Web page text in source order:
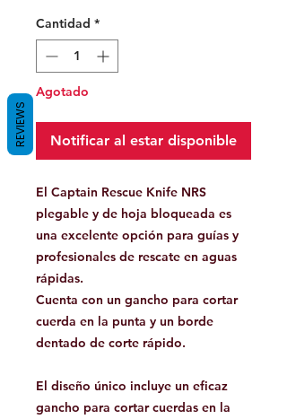
Cantidad *
Agotado
Notificar al estar disponible
El Captain Rescue Knife NRS
plegable y de hoja bloqueada es
una excelente opción para guías y
profesionales de rescate en aguas
rápidas.
Cuenta con un gancho para cortar
cuerda en la punta y un borde
dentado de corte rápido.
El diseño único incluye un eficaz
gancho para cortar cuerdas en la
REVIEWS